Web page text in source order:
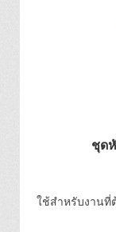
ชุด
ใช้สำหรับงานที่